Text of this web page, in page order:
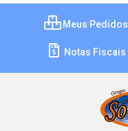
Meus Pedidos
Notas Fiscais